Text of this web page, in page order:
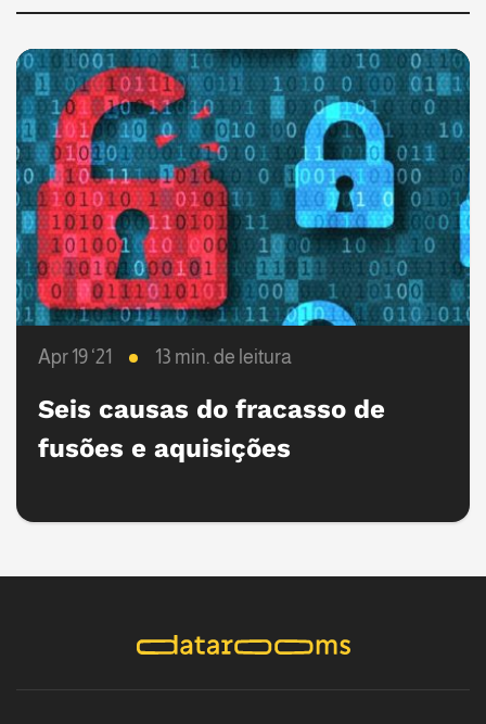
Apr 19 ‘21 13 min. de leitura
Seis causas do fracasso de
fusões e aquisições